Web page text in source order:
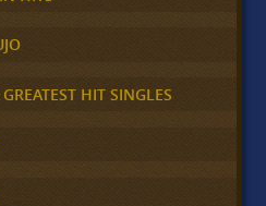
HIT SINGLES